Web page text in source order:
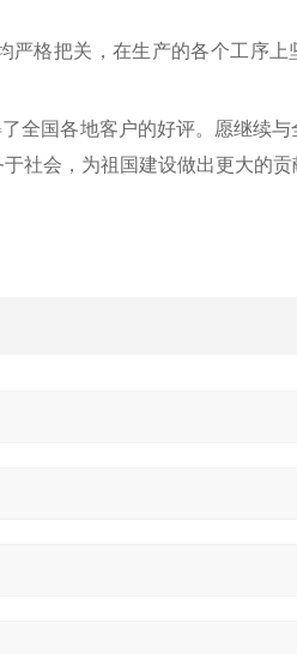
严格把关，在生产的各个工序上
全国各地客户的好评。愿继续
社会，为祖国建设做出更大的贡